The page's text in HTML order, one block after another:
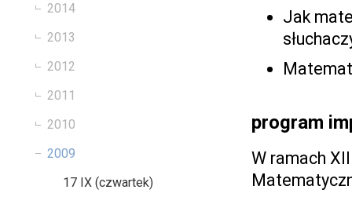
2014
2013
2012
2011
2010
2009
17 IX (czwartek)
Jak
program
W ramach